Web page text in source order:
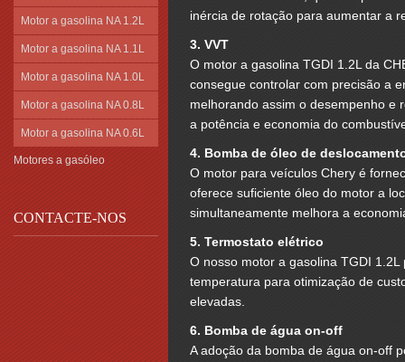
Motor a gasolina NA 1.2L
Motor a gasolina NA 1.1L
Motor a gasolina NA 1.0L
Motor a gasolina NA 0.8L
Motor a gasolina NA 0.6L
Motores a gasóleo
CONTACTE-NOS
inércia de rotação para aumentar a
3. VVT
O motor a gasolina TGDI 1.2L da
consegue controlar com precisão a
melhorando assim o desempenho e
a potência e economia do
4. Bomba de óleo de
O motor para veículos Chery é
oferece suficiente óleo do motor a
simultaneamente melhora a
5. Termostato elétrico
O nosso motor a gasolina TGDI
temperatura para otimização de
elevadas.
6. Bomba de água on-off
A adoção da bomba de água on-off